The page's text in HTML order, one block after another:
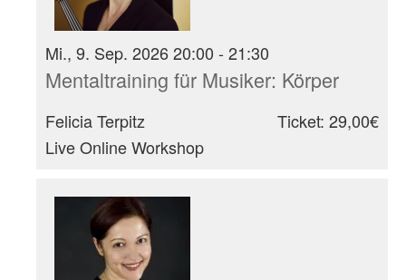
Mi., 9. Sep. 2026 20:00 - 21:30
Mentaltraining für Musiker: Körper
Felicia Terpitz
Live Online Workshop
Ticket: 29,00€